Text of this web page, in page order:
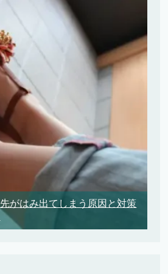
がはみ出てしまう原因と対策